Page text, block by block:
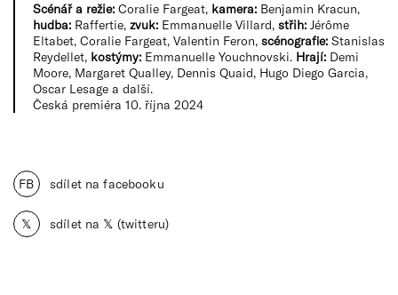
Scénář a režie: Coralie Fargeat, kamera: Benjamin Kracun,
hudba: Raffertie, zvuk: Emmanuelle Villard, střih: Jérôme
Eltabet, Coralie Fargeat, Valentin Feron, scénografie: Stanislas
Reydellet, kostýmy: Emmanuelle Youchnovski. Hrají: Demi
Moore, Margaret Qualley, Dennis Quaid, Hugo Diego Garcia,
Oscar Lesage a další.
Česká premiéra 10. října 2024
FB sdílet na facebooku
𝕏 sdílet na 𝕏 (twitteru)